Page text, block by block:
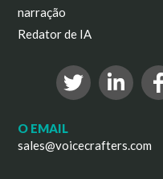
narração
Redator de IA
O EMAIL
sales@voicecrafters.com